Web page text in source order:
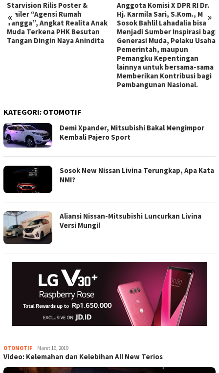
« »
Starvision Rilis Poster &
Trailer “Agensi Rumah
Tangga”, Angkat Realita Anak
Muda Terkena PHK Besutan
Tangan Dingin Naya Anindita
Anggota Komisi X DPR RI Dr.
Hj. Karmila Sari, S.Kom., M.M.;
Sosok Bahlil Lahadalia bisa
Menjadi Sumber Inspirasi bagi
Generasi Muda, Pelaku Usaha,
Pemerintah, maupun
Pemangku Kepentingan
lainnya untuk bersama-sama
Memberikan Kontribusi bagi
Pembangunan Nasional.
KATEGORI: OTOMOTIF
Demi Xpander, Mitsubishi Bakal Mengimpor
Kembali Pajero Sport
Sosok New Nissan Livina Terungkap, Apa Kata
NMI?
Aliansi Nissan-Mitsubishi Luncurkan Livina
Versi Mungil
OTOMOTIF Admin
Maret 16, 2019
Video: Kelemahan dan Kelebihan All New Terios